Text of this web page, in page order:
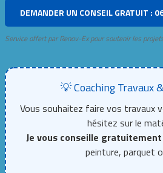
DEMANDER UN CONSEIL GRATUIT :
Service offert par Renov-Ex pour soutenir les
💡 Coaching Travaux
Vous souhaitez faire vos travaux
hésitez sur le
Je vous conseille gratuitement
peinture, parquet